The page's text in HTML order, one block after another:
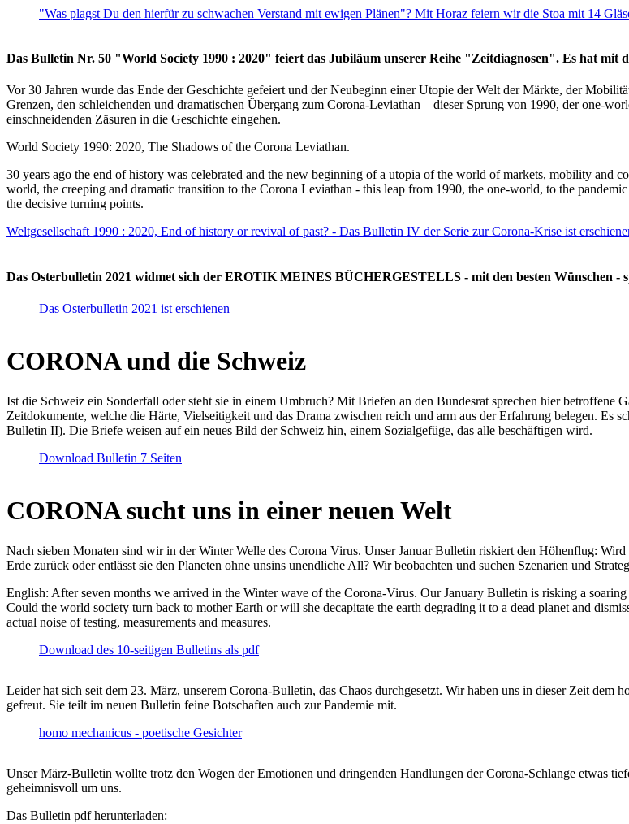
"Was plagst Du den hierfür zu schwachen Verstand mit ewigen Plänen"? Mit Horaz feiern wir die Stoa mit 14
Das Bulletin Nr. 50 "World Society 1990 : 2020" feiert das Jubiläum unserer Reihe "Zeitdiagnosen". Es hat
Vor 30 Jahren wurde das Ende der Geschichte gefeiert und der Neubeginn einer Utopie der Welt der Märkte, der
Grenzen, den schleichenden und dramatischen Übergang zum Corona-Leviathan – dieser Sprung von 1990, der one-
einschneidenden Zäsuren in die Geschichte eingehen.
World Society 1990: 2020, The Shadows of the Corona Leviathan.
30 years ago the end of history was celebrated and the new beginning of a utopia of the world of markets, mobility and
world, the creeping and dramatic transition to the Corona Leviathan - this leap from 1990, the one-world, to the
the decisive turning points.
Weltgesellschaft 1990 : 2020, End of history or revival of past? - Das Bulletin IV der Serie zur Corona-Krise ist
Das Osterbulletin 2021 widmet sich der EROTIK MEINES BÜCHERGESTELLS - mit den besten Wünschen -
Das Osterbulletin 2021 ist erschienen
CORONA und die Schweiz
Ist die Schweiz ein Sonderfall oder steht sie in einem Umbruch? Mit Briefen an den Bundesrat sprechen hier betroffene
Zeitdokumente, welche die Härte, Vielseitigkeit und das Drama zwischen reich und arm aus der Erfahrung belegen.
Bulletin II). Die Briefe weisen auf ein neues Bild der Schweiz hin, einem Sozialgefüge, das alle beschäftigen wird.
Download Bulletin 7 Seiten
CORONA sucht uns in einer neuen Welt
Nach sieben Monaten sind wir in der Winter Welle des Corona Virus. Unser Januar Bulletin riskiert den Höhenflug:
Erde zurück oder entlässt sie den Planeten ohne unsins unendliche All? Wir beobachten und suchen Szenarien und
English: After seven months we arrived in the Winter wave of the Corona-Virus. Our January Bulletin is risking a
Could the world society turn back to mother Earth or will she decapitate the earth degrading it to a dead planet and
actual noise of testing, measurements and measures.
Download des 10-seitigen Bulletins als pdf
Leider hat sich seit dem 23. März, unserem Corona-Bulletin, das Chaos durchgesetzt. Wir haben uns in dieser Zeit dem
gefreut. Sie teilt im neuen Bulletin feine Botschaften auch zur Pandemie mit.
homo mechanicus - poetische Gesichter
Unser März-Bulletin wollte trotz den Wogen der Emotionen und dringenden Handlungen der Corona-Schlange etwas
geheimnisvoll um uns.
Das Bulletin pdf herunterladen: